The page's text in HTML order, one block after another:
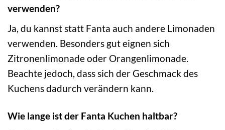
verwenden?
Ja, du kannst statt Fanta auch andere Limonaden
verwenden. Besonders gut eignen sich
Zitronenlimonade oder Orangenlimonade.
Beachte jedoch, dass sich der Geschmack des
Kuchens dadurch verändern kann.
Wie lange ist der Fanta Kuchen haltbar?